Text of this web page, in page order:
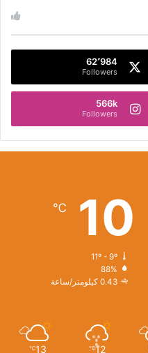
62٬984
Followers
566k
Followers
10
℃
11º - 9º
88%
0.43 كيلومتر/ساعة
12
℃
13
℃